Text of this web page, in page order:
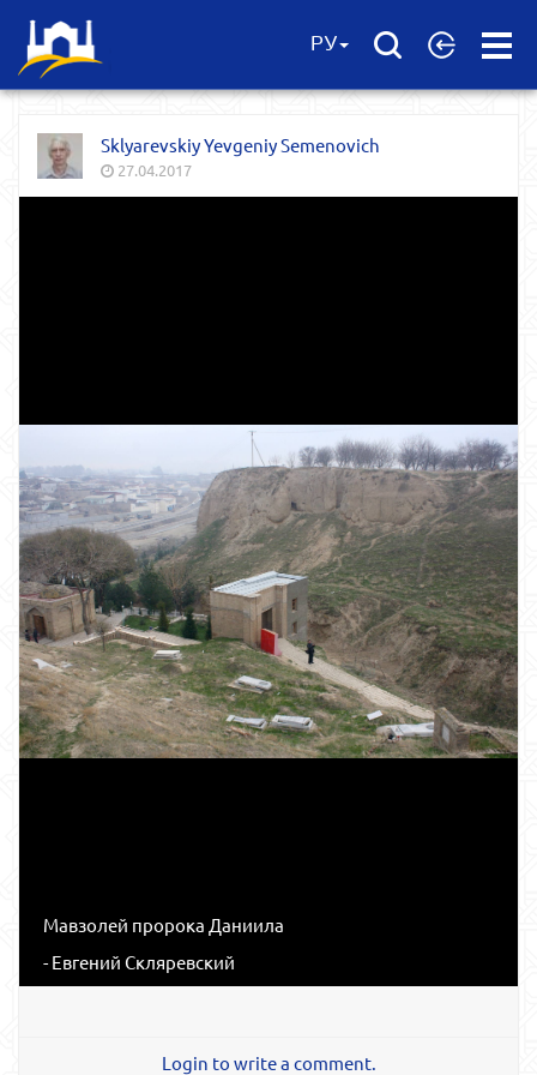
Open
РУ
Sklyarevskiy Yevgeniy Semenovich
27.04.2017
Мавзолей пророка Даниила
- Евгений Скляревский
Login to write a comment.